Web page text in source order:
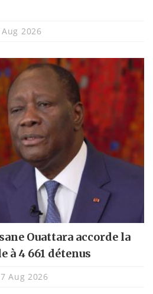
2026
Ouattara accorde la
à 4 661 détenus
Aug 2026